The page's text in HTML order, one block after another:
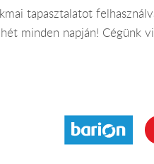
tapasztalatot
minden napján! Cégünk